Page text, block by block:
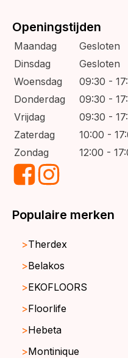
Openingstijden
Maandag
Gesloten
Dinsdag
Gesloten
Woensdag
09:30 -
Donderdag
09:30 -
Vrijdag
09:30 -
Zaterdag
10:00 -
Zondag
12:00 -
Populaire merken
Therdex
Belakos
EKOFLOORS
Floorlife
Hebeta
Montinique